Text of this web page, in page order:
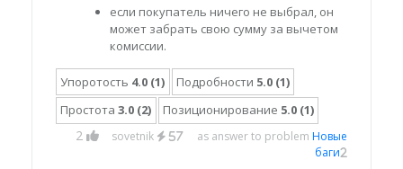
если покупатель ничего не выбрал, он
может забрать свою сумму за вычетом
комиссии.
Упоротость 4.0 (1) Подробности 5.0 (1)
Простота3.0 (2) Позиционирование 5.0 (1)
2 sovetnik 57 as answer to problem Новые
баги2